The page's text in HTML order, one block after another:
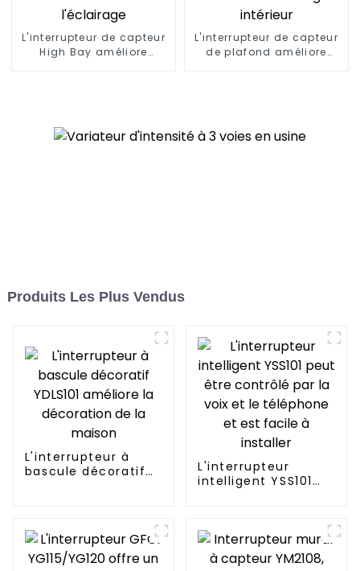
L'interrupteur de capteur
High Bay améliore
L'interrupteur de capteur
de plafond améliore
Produits Les Plus Vendus
L'interrupteur à
bascule décoratif
L'interrupteur
intelligent YSS101
facile à installer